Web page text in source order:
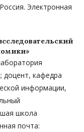
Электронная
доцент, кафедра
информации,
школа
почта: